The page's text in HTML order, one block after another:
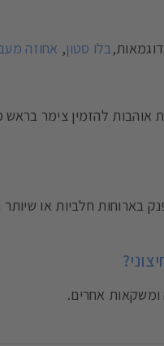
בלו סטון, אחוזה
ולכן לא מעט משפחות וזוגות אוהבות
בארוחות חלביות או
ומשקאות אחרים.